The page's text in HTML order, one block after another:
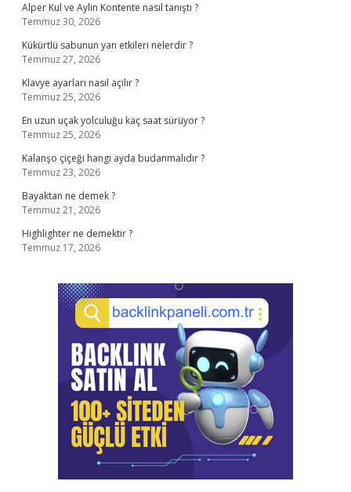
Alper Kul ve Aylin Kontente nasıl tanıştı ?
Temmuz 30, 2026
Kükürtlü sabunun yan etkileri nelerdir ?
Temmuz 27, 2026
Klavye ayarları nasıl açılır ?
Temmuz 25, 2026
En uzun uçak yolculuğu kaç saat sürüyor ?
Temmuz 25, 2026
Kalanşo çiçeği hangi ayda budanmalıdır ?
Temmuz 23, 2026
Bayaktan ne demek ?
Temmuz 21, 2026
Highlighter ne demektir ?
Temmuz 17, 2026